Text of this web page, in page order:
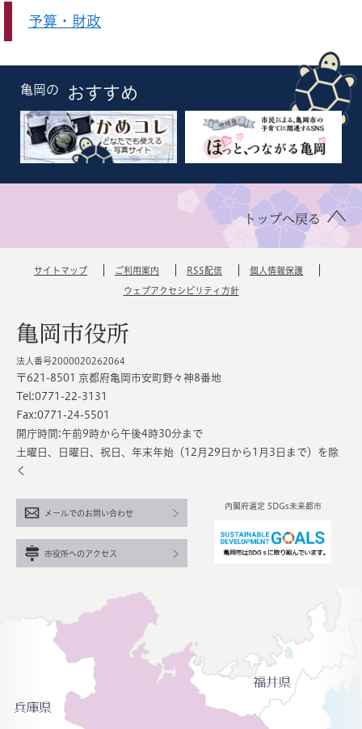
予算・財政
亀岡の おすすめ
トップへ戻る
サイトマップ ご利用案内 RSS配信 個人情報保護
ウェブアクセシビリティ方針
亀岡市役所
法人番号2000020262064
〒621-8501 京都府亀岡市安町野々神8番地
Tel:0771-22-3131
Fax:0771-24-5501
開庁時間:午前9時から午後4時30分まで
土曜日、日曜日、祝日、年末年始（12月29日から1月3日まで）を除
く
内閣府選定 SDGs未来都市
メールでのお問い合わせ
市役所へのアクセス